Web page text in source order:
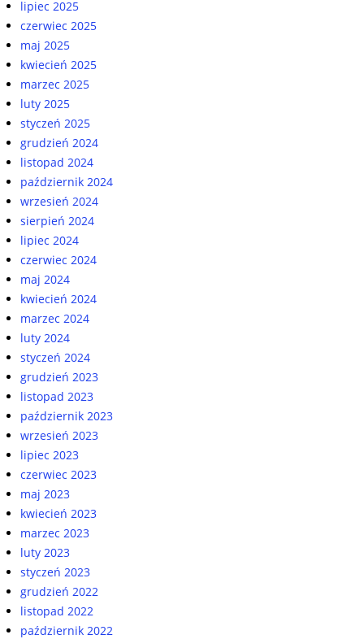
lipiec 2025
czerwiec 2025
maj 2025
kwiecień 2025
marzec 2025
luty 2025
styczeń 2025
grudzień 2024
listopad 2024
październik 2024
wrzesień 2024
sierpień 2024
lipiec 2024
czerwiec 2024
maj 2024
kwiecień 2024
marzec 2024
luty 2024
styczeń 2024
grudzień 2023
listopad 2023
październik 2023
wrzesień 2023
lipiec 2023
czerwiec 2023
maj 2023
kwiecień 2023
marzec 2023
luty 2023
styczeń 2023
grudzień 2022
listopad 2022
październik 2022